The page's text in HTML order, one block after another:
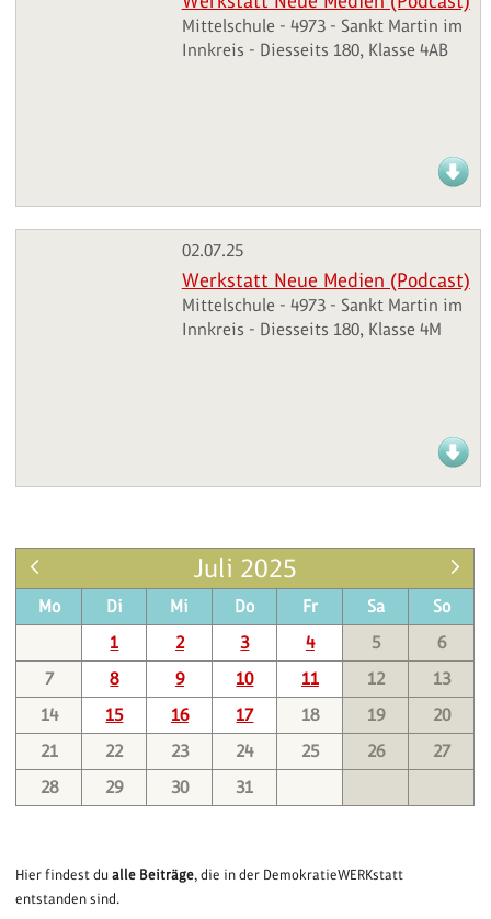
Mittelschule - 4973 - Sankt Martin im
Innkreis - Diesseits 180, Klasse 4AB
02.07.25
Werkstatt Neue Medien (Podcast)
Mittelschule - 4973 - Sankt Martin im
Innkreis - Diesseits 180, Klasse 4M
Juli 2025
Mo Di Mi Do Fr Sa
So
1
2 3 4 5
6
7
8 9 10 11 12
13
14
15 16 17 18 19
20
21
22 23 24 25 26
27
28
29 30 31
Hier findest dualle Beiträge, die in der DemokratieWERKstatt
entstanden sind.